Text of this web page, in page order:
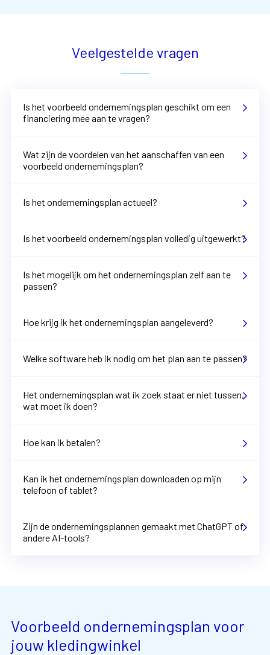
Veelgestelde vragen
Is het voorbeeld ondernemingsplan geschikt om een
financiering mee aan te vragen?
Wat zijn de voordelen van het aanschaffen van een
voorbeeld ondernemingsplan?
Is het ondernemingsplan actueel?
Is het voorbeeld ondernemingsplan volledig uitgewerkt?
Is het mogelijk om het ondernemingsplan zelf aan te
passen?
Hoe krijg ik het ondernemingsplan aangeleverd?
Welke software heb ik nodig om het plan aan te passen?
Het ondernemingsplan wat ik zoek staat er niet tussen,
wat moet ik doen?
Hoe kan ik betalen?
Kan ik het ondernemingsplan downloaden op mijn
telefoon of tablet?
Zijn de ondernemingsplannen gemaakt met ChatGPT of
andere AI-tools?
Voorbeeld ondernemingsplan voor
jouw kledingwinkel